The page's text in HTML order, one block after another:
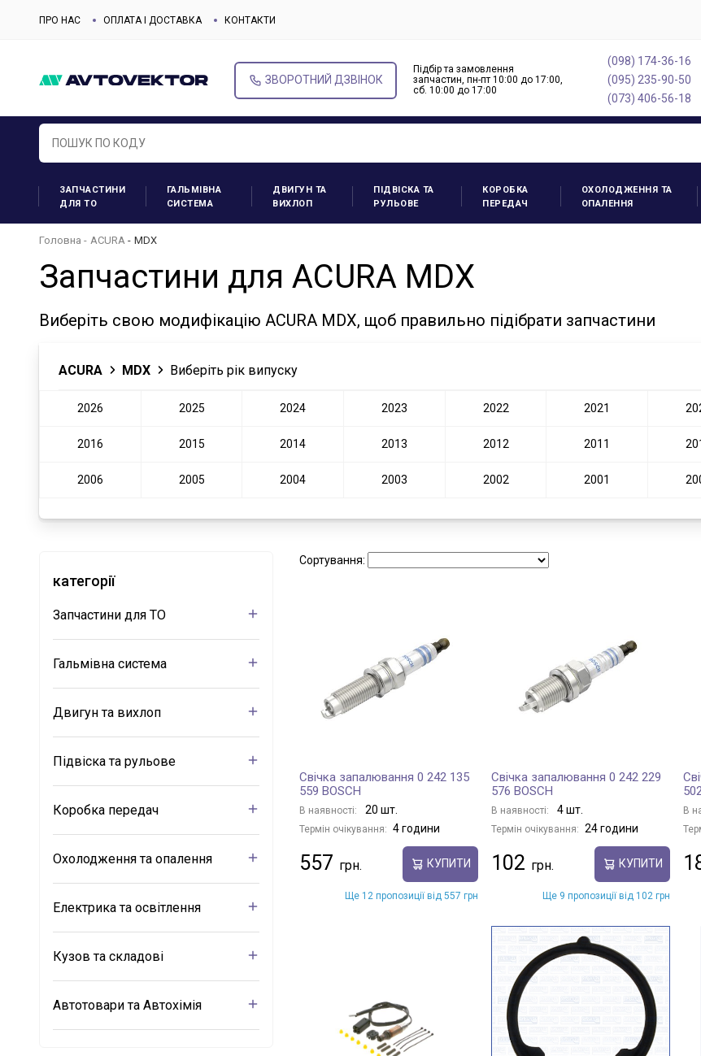
ПРО НАС ОПЛАТА І ДОСТАВКА КОНТАКТИ
ЗВОРОТНИЙ ДЗВІНОК
Підбір та замовлення
запчастин, пн-пт 10:00 до 17:00,
cб. 10:00 до 17:00
(098) 174-36-16
(095) 235-90-50
(073) 406-56-18
ЗАПЧАСТИНИ
ДЛЯ ТО
ГАЛЬМІВНА
СИСТЕМА
ДВИГУН ТА
ВИХЛОП
ПІДВІСКА ТА
РУЛЬОВЕ
КОРОБКА
ПЕРЕДАЧ
ОХОЛОДЖЕННЯ ТА
ОПАЛЕННЯ
Головна ACURA MDX
Запчастини для ACURA MDX
Виберіть свою модифікацію ACURA MDX, щоб правильно підібрати запчастини
ACURA MDX Виберіть рік випуску
2026 2025 2024 2023 2022 2021
2016 2015 2014 2013 2012 2011
2006 2005 2004 2003 2002 2001
категорії
Запчастини для ТО
Гальмівна система
Двигун та вихлоп
Підвіска та рульове
Коробка передач
Охолодження та опалення
Електрика та освітлення
Кузов та складові
Автотовари та Автохімія
Сортування:
Свічка запалювання 0 242 135
559 BOSCH
В наявності: 20 шт.
Термін очікування: 4 години
557 КУПИТИ
Ще 12 пропозиції від 557 грн
Свічка запалювання 0 242 229
576 BOSCH
В наявності: 4 шт.
Термін очікування: 24 години
102 КУПИТИ
Ще 9 пропозиції від 102 грн
В